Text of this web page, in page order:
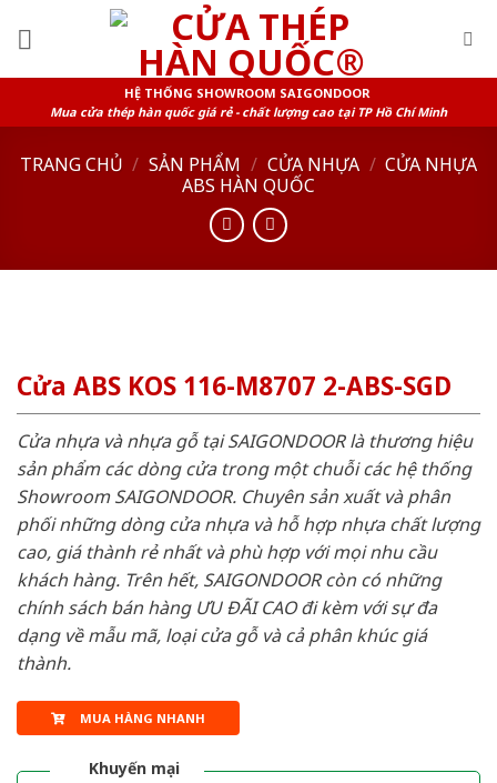
HỆ THỐNG SHOWROOM SAIGONDOOR
Mua cửa thép hàn quốc giá rẻ - chất lượng cao tại TP Hồ Chí Minh
TRANG CHỦ / SẢN PHẨM / CỬA NHỰA / CỬA NHỰA
ABS HÀN QUỐC
Cửa ABS KOS 116-M8707 2-ABS-SGD
Cửa nhựa và nhựa gỗ tại SAIGONDOOR là thương hiệu
sản phẩm các dòng cửa trong một chuỗi các hệ thống
Showroom SAIGONDOOR. Chuyên sản xuất và phân
phối những dòng cửa nhựa và hỗ hợp nhựa chất lượng
cao, giá thành rẻ nhất và phù hợp với mọi nhu cầu
khách hàng. Trên hết, SAIGONDOOR còn có những
chính sách bán hàng ƯU ĐÃI CAO đi kèm với sự đa
dạng về mẫu mã, loại cửa gỗ và cả phân khúc giá
thành.
MUA HÀNG NHANH
Khuyến mại